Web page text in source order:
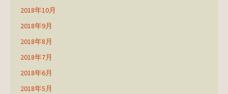
2018年10月
2018年9月
2018年8月
2018年7月
2018年6月
2018年5月